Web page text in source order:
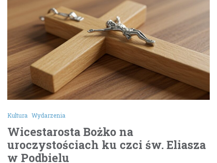
Kultura Wydarzenia
Wicestarosta Bożko na
uroczystościach ku czci św. Eliasza
w Podbielu